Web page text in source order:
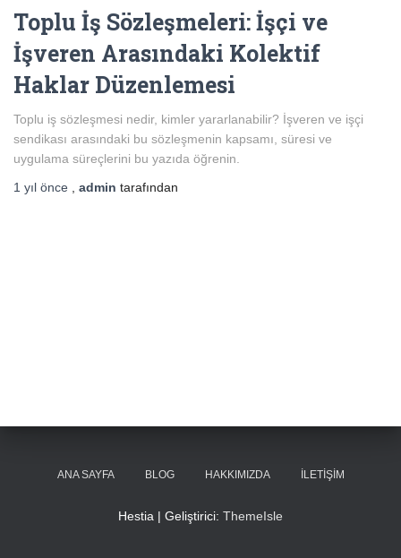
Toplu İş Sözleşmeleri: İşçi ve
İşveren Arasındaki Kolektif
Haklar Düzenlemesi
Toplu iş sözleşmesi nedir, kimler yararlanabilir? İşveren ve işçi
sendikası arasındaki bu sözleşmenin kapsamı, süresi ve
uygulama süreçlerini bu yazıda öğrenin.
1 yıl önce admin tarafından
ANA SAYFA BLOG HAKKIMIZDA İLETIŞIM
Hestia | Geliştirici: ThemeIsle